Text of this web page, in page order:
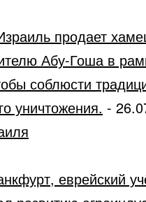
продает
Абу-Гоша в
соблюсти
уничтожения. -
еврейский